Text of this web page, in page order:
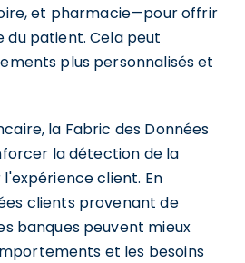
et pharmacie—pour offrir
du patient. Cela peut
plus personnalisés et
la Fabric des Données
la détection de la
client. En
clients provenant de
banques peuvent mieux
et les besoins